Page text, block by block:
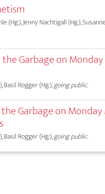
(Hg.), Jenny Nachtigall (Hg.),
the Garbage on
Basil Rogger (Hg.),going public.
the Garbage on
Basil Rogger (Hg.),going public.